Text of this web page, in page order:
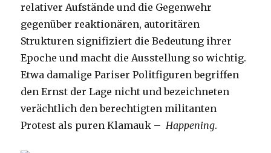
relativer Aufstände und die Gegenwehr
gegenüber reaktionären, autoritären
Strukturen signifiziert die Bedeutung ihrer
Epoche und macht die Ausstellung so wichtig.
Etwa damalige Pariser Politfiguren begriffen
den Ernst der Lage nicht und bezeichneten
verächtlich den berechtigten militanten
Protest als puren Klamauk – Happening.